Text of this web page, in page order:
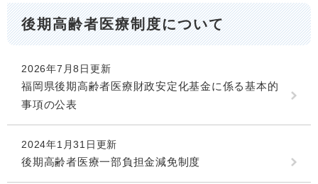
後期高齢者医療制度について
2026年7月8日更新
福岡県後期高齢者医療財政安定化基金に係る基本的
事項の公表
2024年1月31日更新
後期高齢者医療一部負担金減免制度